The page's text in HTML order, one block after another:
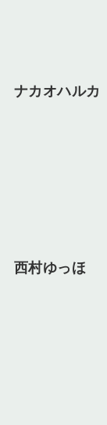
ナカオハルカ
西村ゆっほ